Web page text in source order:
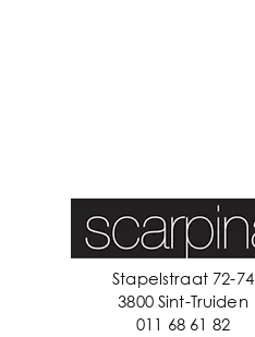
Stapelstraat 72-74
3800 Sint-Truiden
011 68 61 82